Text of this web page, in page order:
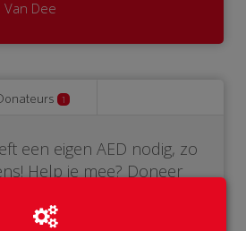
Van Dee
1
een eigen AED nodig, zo
Help je mee? Doneer